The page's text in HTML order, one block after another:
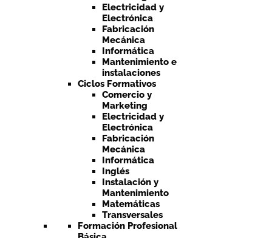
Electricidad y
Electrónica
Fabricación
Mecánica
Informática
Mantenimiento e
instalaciones
Ciclos Formativos
Comercio y
Marketing
Electricidad y
Electrónica
Fabricación
Mecánica
Informática
Inglés
Instalación y
Mantenimiento
Matemáticas
Transversales
Formación Profesional